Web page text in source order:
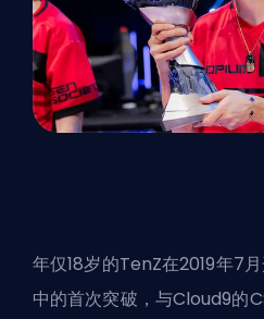
年仅18岁的TenZ在2019年7
中的首次突破，与Cloud9的